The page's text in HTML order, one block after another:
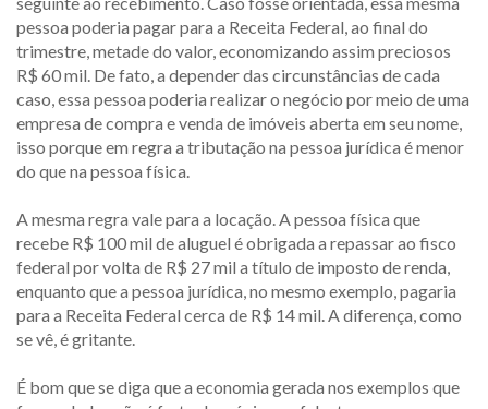
pessoa poderia pagar para a Receita Federal, ao final do
trimestre, metade do valor, economizando assim preciosos
R$ 60 mil. De fato, a depender das circunstâncias de cada
caso, essa pessoa poderia realizar o negócio por meio de uma
empresa de compra e venda de imóveis aberta em seu nome,
isso porque em regra a tributação na pessoa jurídica é menor
do que na pessoa física.
A mesma regra vale para a locação. A pessoa física que
recebe R$ 100 mil de aluguel é obrigada a repassar ao fisco
federal por volta de R$ 27 mil a título de imposto de renda,
enquanto que a pessoa jurídica, no mesmo exemplo, pagaria
para a Receita Federal cerca de R$ 14 mil. A diferença, como
se vê, é gritante.
É bom que se diga que a economia gerada nos exemplos que